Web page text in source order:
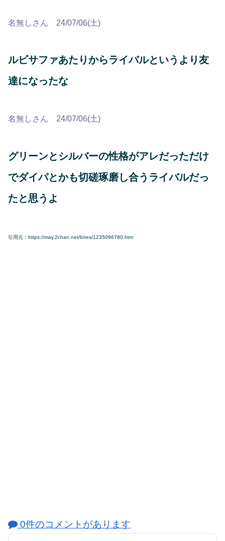
名無しさん 24/07/06(土)
ルビサファあたりからライバルというより友
達になったな
名無しさん 24/07/06(土)
グリーンとシルバーの性格がアレだっただけ
でダイパとかも切磋琢磨し合うライバルだっ
たと思うよ
引用元：https://may.2chan.net/b/res/1235096780.htm
0件のコメントがあります